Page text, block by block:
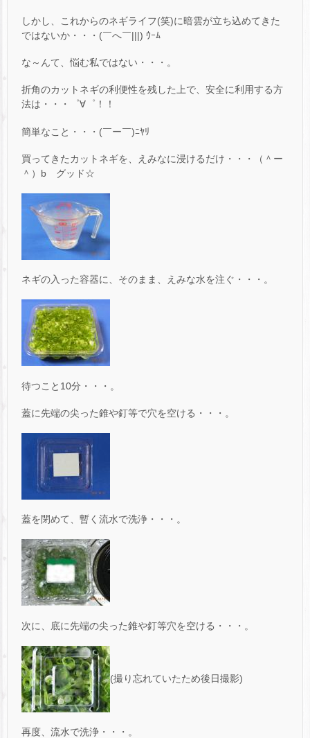
しかし、これからのネギライフ(笑)に暗雲が立ち込めてきた
ではないか・・・(￣へ￣|||) ｳｰﾑ
な～んて、悩む私ではない・・・。
折角のカットネギの利便性を残した上で、安全に利用する方
法は・・・゜∀゜！！
簡単なこと・・・(￣ー￣)ﾆﾔﾘ
買ってきたカットネギを、えみなに浸けるだけ・・・（＾ー
＾）b グッド☆
ネギの入った容器に、そのまま、えみな水を注ぐ・・・。
待つこと10分・・・。
蓋に先端の尖った錐や釘等で穴を空ける・・・。
蓋を閉めて、暫く流水で洗浄・・・。
次に、底に先端の尖った錐や釘等穴を空ける・・・。
(撮り忘れていたため後日撮影)
再度、流水で洗浄・・・。